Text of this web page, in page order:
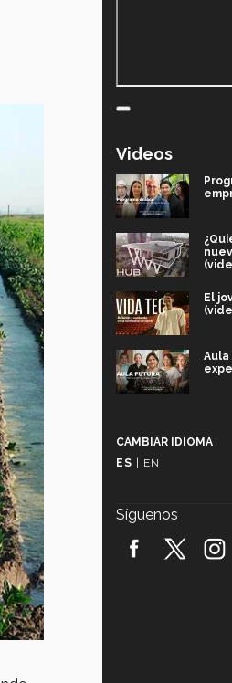
Videos
El
CAMBIAR IDIOMA
ES | EN
Síguenos